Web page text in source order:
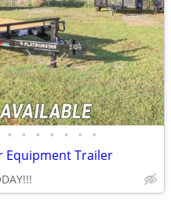
• • • • • • •
Equipment Trailer